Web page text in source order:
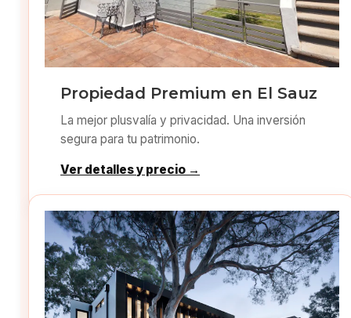
Propiedad Premium en El Sauz
La mejor plusvalía y privacidad. Una inversión
segura para tu patrimonio.
Ver detalles y precio →